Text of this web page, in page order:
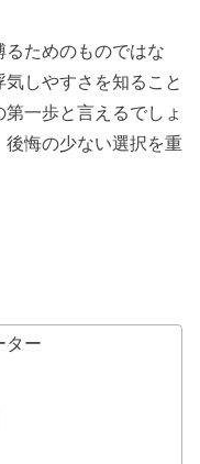
ためのものではな
しやすさを知ること
一歩と言えるでしょ
後悔の少ない選択を重
ター